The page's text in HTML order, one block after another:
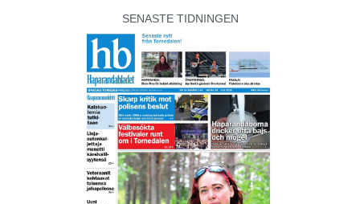
SENASTE TIDNINGEN